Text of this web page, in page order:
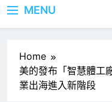
MENU
Home
美的發布「智慧體工
業出海進入新階段